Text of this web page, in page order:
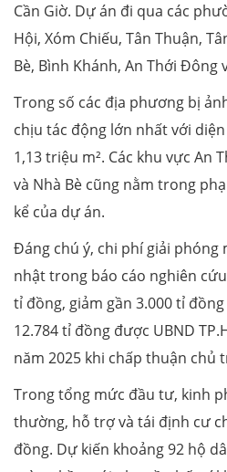
Cần Giờ. Dự án đi qua các
Hội, Xóm Chiếu, Tân Thuận,
Bè, Bình Khánh, An Thới Đông
Trong số các địa phương bị
chịu tác động lớn nhất với
1,13 triệu m². Các khu vực An
và Nhà Bè cũng nằm trong
kể của dự án.
Đáng chú ý, chi phí giải phóng
nhật trong báo cáo nghiên
tỉ đồng, giảm gần 3.000 tỉ
12.784 tỉ đồng được UBND
năm 2025 khi chấp thuận chủ
Trong tổng mức đầu tư, kinh
thường, hỗ trợ và tái định cư
đồng. Dự kiến khoảng 92 hộ